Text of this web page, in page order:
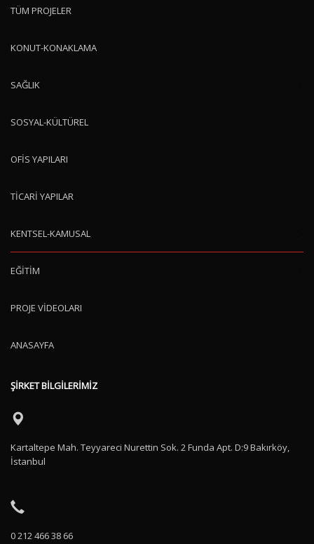
TÜM PROJELER
KONUT-KONAKLAMA
SAĞLIK
SOSYAL-KÜLTÜREL
OFİS YAPILARI
TİCARİ YAPILAR
KENTSEL-KAMUSAL
EĞİTİM
PROJE VİDEOLARI
ANASAYFA
ŞİRKET BİLGİLERİMİZ
Kartaltepe Mah. Teyyareci Nurettin Sok. 2 Funda Apt. D:9 Bakırköy,
İstanbul
0 212 466 38 66